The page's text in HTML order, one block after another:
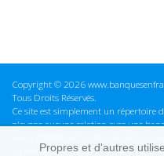
Copyright © 2026
Tous Droits Réservés.
Ce site est simplement un répertoire
n'avons aucune relation avec une
avant d'effectuer toute opération,
ou des omissions dans les
Propres et d'autres